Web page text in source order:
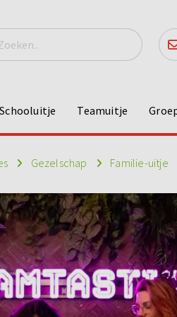
Schooluitje Teamuitje
Gezelschap Familie-uitje